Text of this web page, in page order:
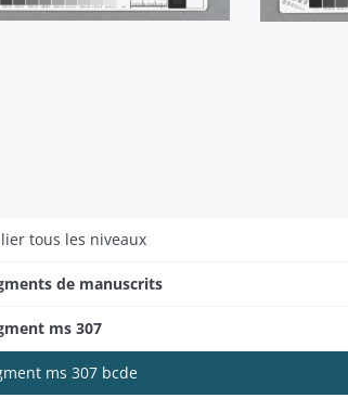
tous les niveaux
de manuscrits
ms 307
ms 307 bcde